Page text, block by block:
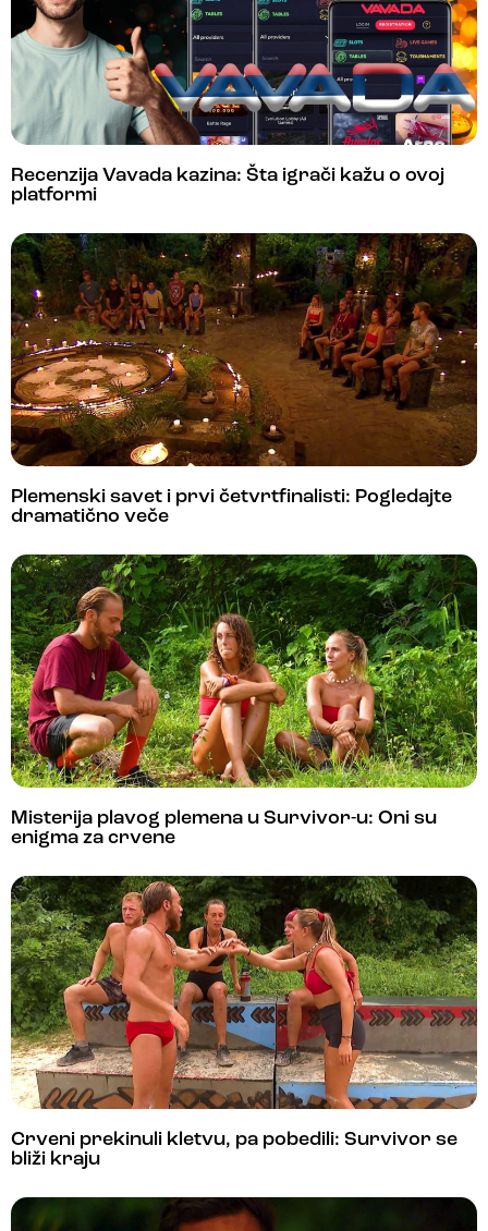
Recenzija Vavada kazina: Šta igrači kažu o ovoj
platformi
Plemenski savet i prvi četvrtfinalisti: Pogledajte
dramatično veče
Misterija plavog plemena u Survivor-u: Oni su
enigma za crvene
Crveni prekinuli kletvu, pa pobedili: Survivor se
bliži kraju